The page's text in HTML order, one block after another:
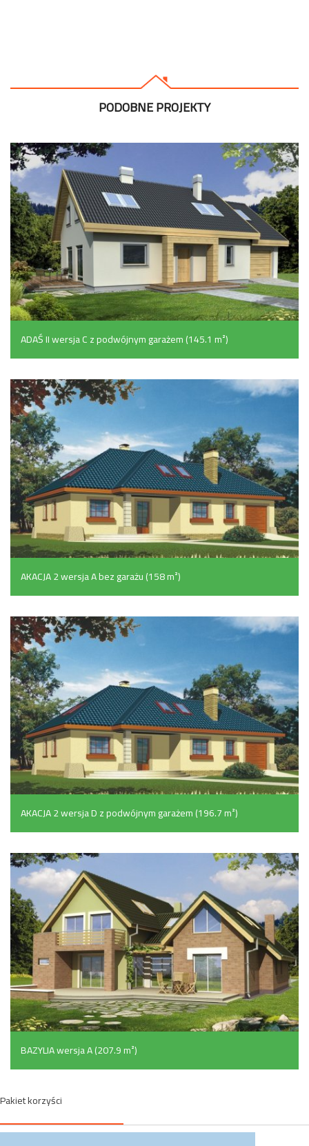
PODOBNE PROJEKTY
ADAŚ II wersja C z podwójnym garażem (145.1 m²)
AKACJA 2 wersja A bez garażu (158 m²)
AKACJA 2 wersja D z podwójnym garażem (196.7 m²)
BAZYLIA wersja A (207.9 m²)
Pakiet korzyści